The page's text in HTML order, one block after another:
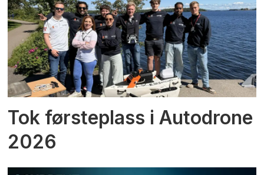
Tok førsteplass i Autodrone
2026